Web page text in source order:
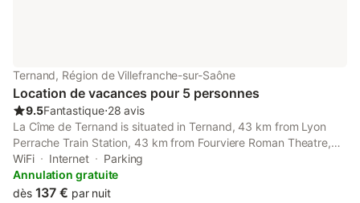
Ternand, Région de Villefranche-sur-Saône
Location de vacances pour 5 personnes
9.5Fantastique⋅28 avis
La Cîme de Ternand is situated in Ternand, 43 km from Lyon
Perrache Train Station, 43 km from Fourviere Roman Theatre,
and 43 km from Basilica of Notre-Dame de Fourviere. This
property offers access to a terrace, free private parking and
free WiFi.
WiFi Internet
Parking
Annulation gratuite
dès 137 € par nuit